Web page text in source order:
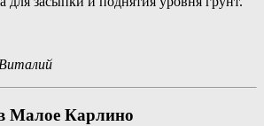
Малое Карлино